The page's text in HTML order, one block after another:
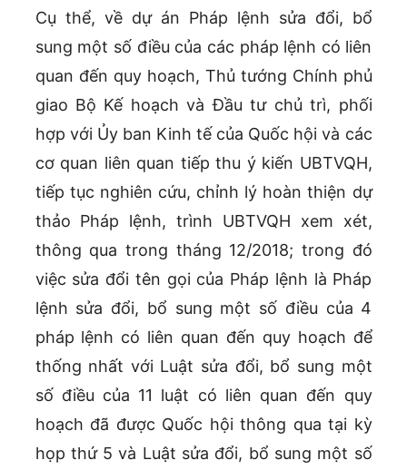
Cụ thể, về dự án Pháp lệnh sửa đổi, bổ
sung một số điều của các pháp lệnh có liên
quan đến quy hoạch, Thủ tướng Chính phủ
giao Bộ Kế hoạch và Đầu tư chủ trì, phối
hợp với Ủy ban Kinh tế của Quốc hội và các
cơ quan liên quan tiếp thu ý kiến UBTVQH,
tiếp tục nghiên cứu, chỉnh lý hoàn thiện dự
thảo Pháp lệnh, trình UBTVQH xem xét,
thông qua trong tháng 12/2018; trong đó
việc sửa đổi tên gọi của Pháp lệnh là Pháp
lệnh sửa đổi, bổ sung một số điều của 4
pháp lệnh có liên quan đến quy hoạch để
thống nhất với Luật sửa đổi, bổ sung một
số điều của 11 luật có liên quan đến quy
hoạch đã được Quốc hội thông qua tại kỳ
họp thứ 5 và Luật sửa đổi, bổ sung một số